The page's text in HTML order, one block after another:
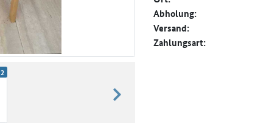
2
weiter blättern
Abholung:
Versand:
Zahlungsart: